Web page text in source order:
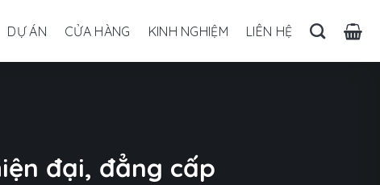
DỰ ÁN CỬA HÀNG KINH NGHIỆM LIÊN HỆ
đại, đẳng cấp